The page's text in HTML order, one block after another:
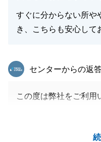
すぐに分からない所や
き、こちらも安心して
東急リバブル
センターからの返
この度は弊社をご利用